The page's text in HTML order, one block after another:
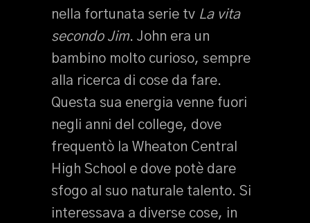
nella fortunata serie tv La vita
secondo Jim. John era un
bambino molto curioso, sempre
alla ricerca di cose da fare.
Questa sua energia venne fuori
negli anni del college, dove
frequentò la Wheaton Central
High School e dove potè dare
sfogo al suo naturale talento. Si
interessava a diverse cose, in